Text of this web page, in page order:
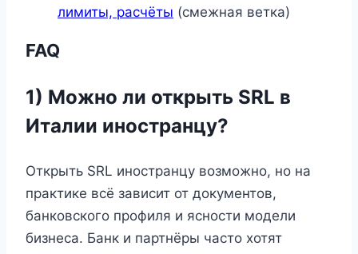
лимиты, расчёты (смежная ветка)
FAQ
1) Можно ли открыть SRL в
Италии иностранцу?
Открыть SRL иностранцу возможно, но на
практике всё зависит от документов,
банковского профиля и ясности модели
бизнеса. Банк и партнёры часто хотят